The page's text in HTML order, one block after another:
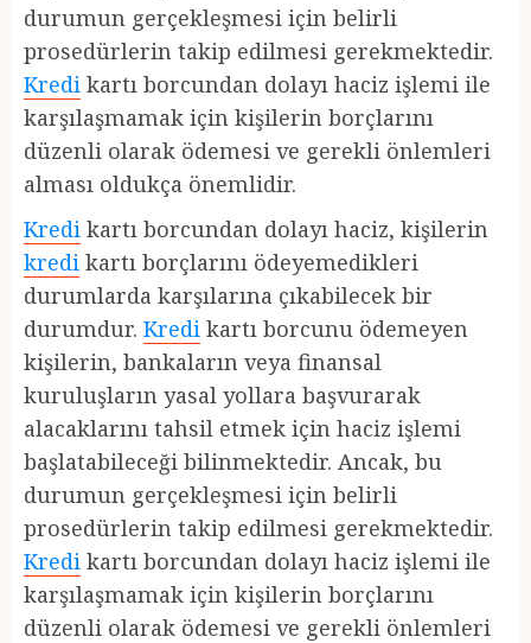
durumun gerçekleşmesi için belirli
prosedürlerin takip edilmesi gerekmektedir.
Kredi kartı borcundan dolayı haciz işlemi ile
karşılaşmamak için kişilerin borçlarını
düzenli olarak ödemesi ve gerekli önlemleri
alması oldukça önemlidir.
Kredi kartı borcundan dolayı haciz, kişilerin
kredi kartı borçlarını ödeyemedikleri
durumlarda karşılarına çıkabilecek bir
durumdur. Kredi kartı borcunu ödemeyen
kişilerin, bankaların veya finansal
kuruluşların yasal yollara başvurarak
alacaklarını tahsil etmek için haciz işlemi
başlatabileceği bilinmektedir. Ancak, bu
durumun gerçekleşmesi için belirli
prosedürlerin takip edilmesi gerekmektedir.
Kredi kartı borcundan dolayı haciz işlemi ile
karşılaşmamak için kişilerin borçlarını
düzenli olarak ödemesi ve gerekli önlemleri